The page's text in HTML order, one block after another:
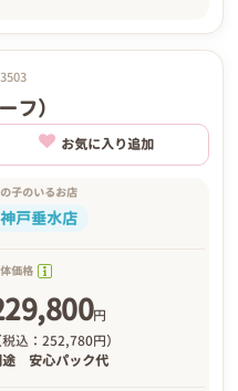
フ）
お気に入り追加
子のいるお店
神戸垂水店
価格
円
税込：252,780円）
途 安心パック代